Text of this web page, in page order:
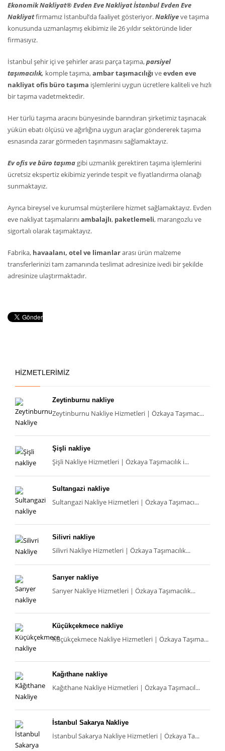
Ekonomik Nakliyat® Evden Eve Nakliyat İstanbul Evden Eve
Nakliyatfirmamız İstanbul’da faaliyet gösteriyor.Nakliyeve taşıma
konusunda uzmanlaşmış ekibimiz ile 26 yıldır sektöründe lider
firmasıyız.
İstanbul şehir içi ve şehirler arası parça taşıma,parsiyel
taşımacılık, komple taşıma,ambar taşımacılığı veevden eve
nakliyat ofis büro taşıma işlemlerini uygun ücretlere kaliteli ve hızlı
bir taşıma vadetmektedir.
Her türlü taşıma aracını bünyesinde barındıran şirketimiz taşınacak
yükün ebatı ölçüsü ve ağırlığına uygun araçlar göndererek taşıma
esnasında zarar görmeden taşınmasını sağlamaktayız.
Ev ofis ve büro taşıma gibi uzmanlık gerektiren taşıma işlemlerini
ücretsiz ekspertiz ekibimiz yerinde tespit ve fiyatlandırma olanağı
sunmaktayız.
Ayrıca bireysel ve kurumsal müşterilere hizmet sağlamaktayız. Evden
eve nakliyat taşımalarınıambalajlı, paketlemeli, marangozlu ve
sigortalı olarak taşımaktayız.
Fabrika, havaalanı, otel ve limanlararası ürün malzeme
transferlerinizi tam zamanında teslimat adresinize ivedi bir şekilde
adresinize ulaştırmaktadır.
HİZMETLERİMİZ
Zeytinburnu nakliye
Zeytinburnu Nakliye Hizmetleri | Özkaya Taşımac...
Şişli nakliye
Şişli Nakliye Hizmetleri | Özkaya Taşımacılık i...
Sultangazi nakliye
Sultangazi Nakliye Hizmetleri | Özkaya Taşımacı...
Silivri nakliye
Silivri Nakliye Hizmetleri | Özkaya Taşımacılık...
Sarıyer nakliye
Sarıyer Nakliye Hizmetleri | Özkaya Taşımacılık...
Küçükçekmece nakliye
Küçükçekmece Nakliye Hizmetleri | Özkaya Taşıma...
Kağıthane nakliye
Kağıthane Nakliye Hizmetleri | Özkaya Taşımacıl...
İstanbul Sakarya Nakliye
İstanbul Sakarya Nakliye Hizmetleri | Özkaya Ta...